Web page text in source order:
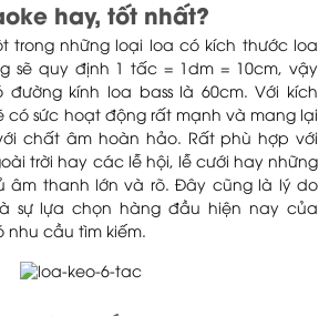
hay, tốt nhất?
trong những loại loa có kích thước loa
sẽ quy định 1 tấc = 1dm = 10cm, vậy
đường kính loa bass là 60cm. Với kích
có sức hoạt động rất mạnh và mang lại
chất âm hoàn hảo. Rất phù hợp với
trời hay các lễ hội, lễ cưới hay những
âm thanh lớn và rõ. Đây cũng là lý do
sự lựa chọn hàng đầu hiện nay của
nhu cầu tìm kiếm.